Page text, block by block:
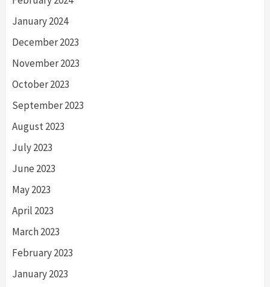
January 2024
December 2023
November 2023
October 2023
September 2023
August 2023
July 2023
June 2023
May 2023
April 2023
March 2023
February 2023
January 2023